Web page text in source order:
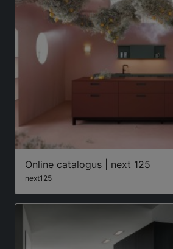
Online catalogus | next 125
next125